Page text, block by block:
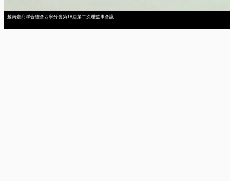
越南臺商聯合總會西寧分會第18屆第二次理監事會議